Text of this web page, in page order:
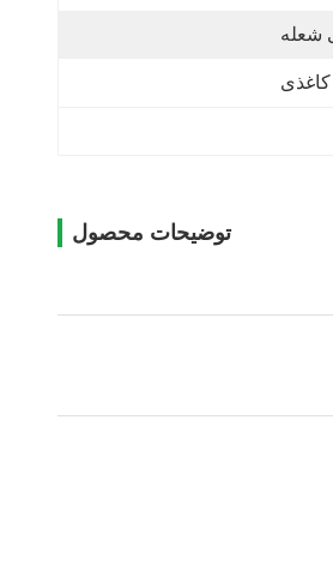
شعله
توضیحات محصول